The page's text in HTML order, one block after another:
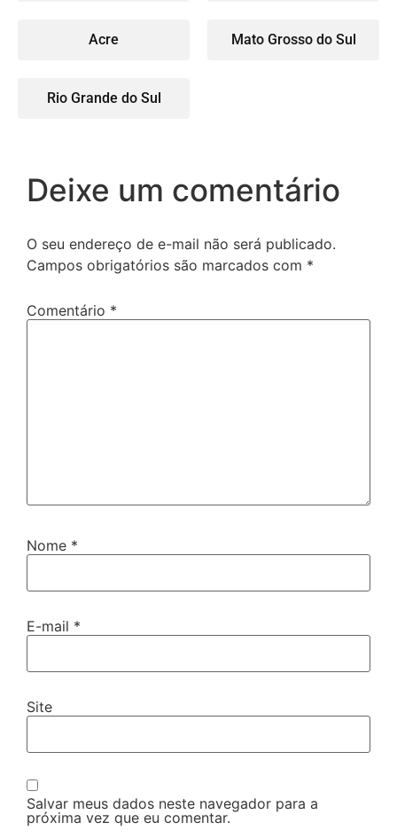
Acre Mato Grosso do Sul
Rio Grande do Sul
Deixe um comentário
O seu endereço de e-mail não será publicado.
Campos obrigatórios são marcados com *
Comentário *
Nome *
E-mail *
Site
Salvar meus dados neste navegador para a
próxima vez que eu comentar.